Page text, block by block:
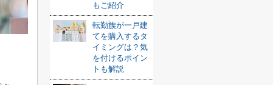
もご紹介
転勤族が一戸建
てを購入するタ
イミングは？気
を付けるポイン
トも解説